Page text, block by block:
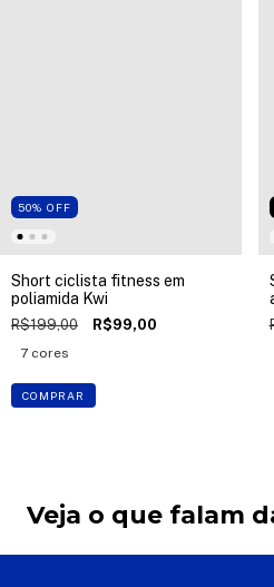
50% OFF
Short ciclista fitness em
poliamida Kwi
R$199,00 R$99,00
7 cores
COMPRAR
Veja o que falam